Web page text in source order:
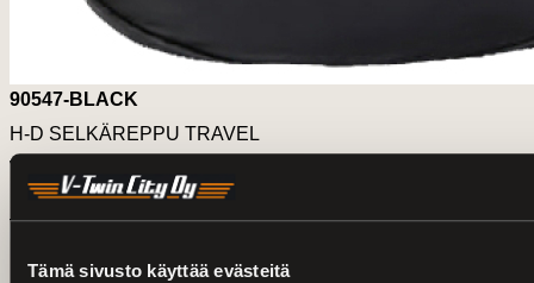
Tämä sivusto käyttää evästeitä
90547-BLACK
H-D SELKÄREPPU TRAVEL
Toimitusaika:
Turku Loimaa
Nopea toimitus paketeille ympäri Suomen